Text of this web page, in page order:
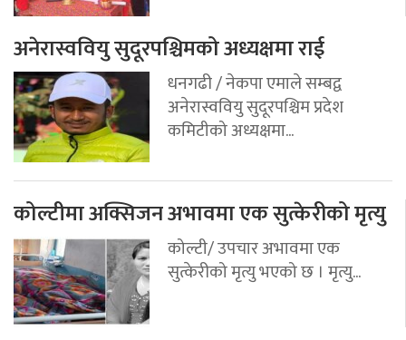
अनेरास्ववियु सुदूरपश्चिमको अध्यक्षमा राई
धनगढी / नेकपा एमाले सम्बद्व
अनेरास्ववियु सुदूरपश्चिम प्रदेश
कमिटीको अध्यक्षमा...
कोल्टीमा अक्सिजन अभावमा एक सुत्केरीको मृत्यु
कोल्टी/ उपचार अभावमा एक
सुत्केरीको मृत्यु भएको छ । मृत्यु...